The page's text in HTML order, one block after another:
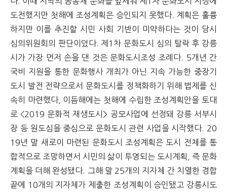
도전했지만 첫해에 조성계획은 승인되지 못했다. 계획은 훌륭
하지만 이를 추진할 시민 사회 기반이 미약하다는 것이 당시
심의위원회의 판단이었다. 제1차 문화도시 심의 탈락 후 강릉
시가 가장 먼저 손을 댄 것은 문화도시조성 조례다. 5개년 간
국비 지원을 통한 문화행사 개최가 아닌 지속 가능한 중장기
도시 발전 전략으로서 문화도시를 정책화하기 위해 법제를 신
속히 마련했다, 이듬해에는 첫해에 수립한 조성계획안을 토대
로 <2019 문화적 재생도시> 공모사업에 선정돼 강릉 서부시
장 등 원도심을 중심으로 문화도시 관련 사업을 시작했다. 20
19년 말 새로이 마련된 문화도시 조성계획은 도시 전체를 통
합적으로 조망하면서 시민의 삶이 투영되는 도시계획, 즉 문화
계획을 더해 완성됐다. 그해 말 25개의 지자체 간 치열한 경합
끝에 10개의 지자체가 제출한 조성계획이 승인됐고 강릉시도